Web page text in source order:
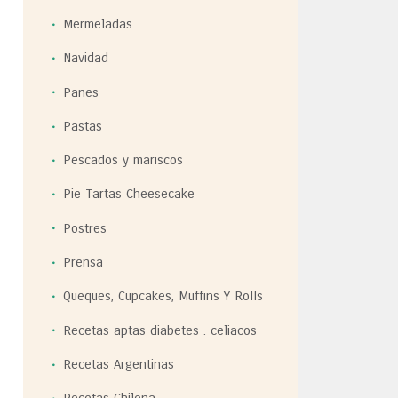
Mermeladas
Navidad
Panes
Pastas
Pescados y mariscos
Pie Tartas Cheesecake
Postres
Prensa
Queques, Cupcakes, Muffins Y Rolls
Recetas aptas diabetes . celiacos
Recetas Argentinas